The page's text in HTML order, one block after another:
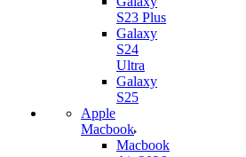
S23 Plus
Galaxy
S24
Ultra
Galaxy
S25
Apple
Macbook
Macbook